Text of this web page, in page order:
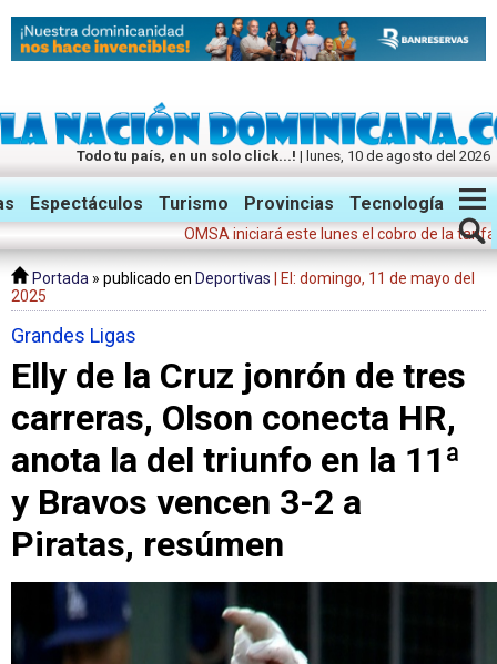
Todo tu país, en un solo click...! | lunes, 10 de agosto del 2026
Twitter Facebook Instagram
Espectáculos Turismo Provincias Tecnología
OMSA iniciará este lunes el cobro de la tarifa
Portada » publicado en Deportivas
| El: domingo, 11 de mayo del
2025
Grandes Ligas
Elly de la Cruz jonrón de tres
carreras, Olson conecta HR,
anota la del triunfo en la 11ª
y Bravos vencen 3-2 a
Piratas, resúmen